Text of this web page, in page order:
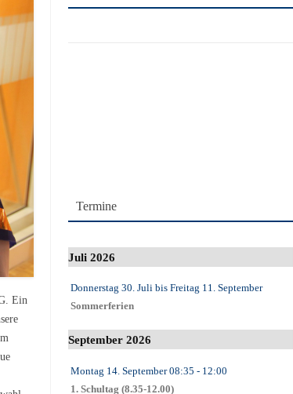
Ein
Termine
Juli 2026
Donnerstag 30. Julibis Freitag 11. September
Sommerferien
September 2026
Montag 14. September08:35 - 12:00
1. Schultag (8.35-12.00)